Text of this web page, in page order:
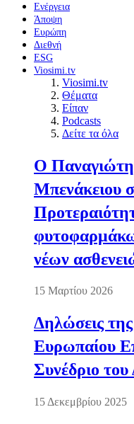
Ενέργεια
Άποψη
Ευρώπη
Διεθνή
ESG
Viosimi.tv
Viosimi.tv
Θέματα
Είπαν
Podcasts
Δείτε τα όλα
Ο
Μπενάκειου
νέων
15 Μαρτίου 2026
Δηλώσεις
Ευρωπαίου
Συνέδριο
15 Δεκεμβρίου 2025